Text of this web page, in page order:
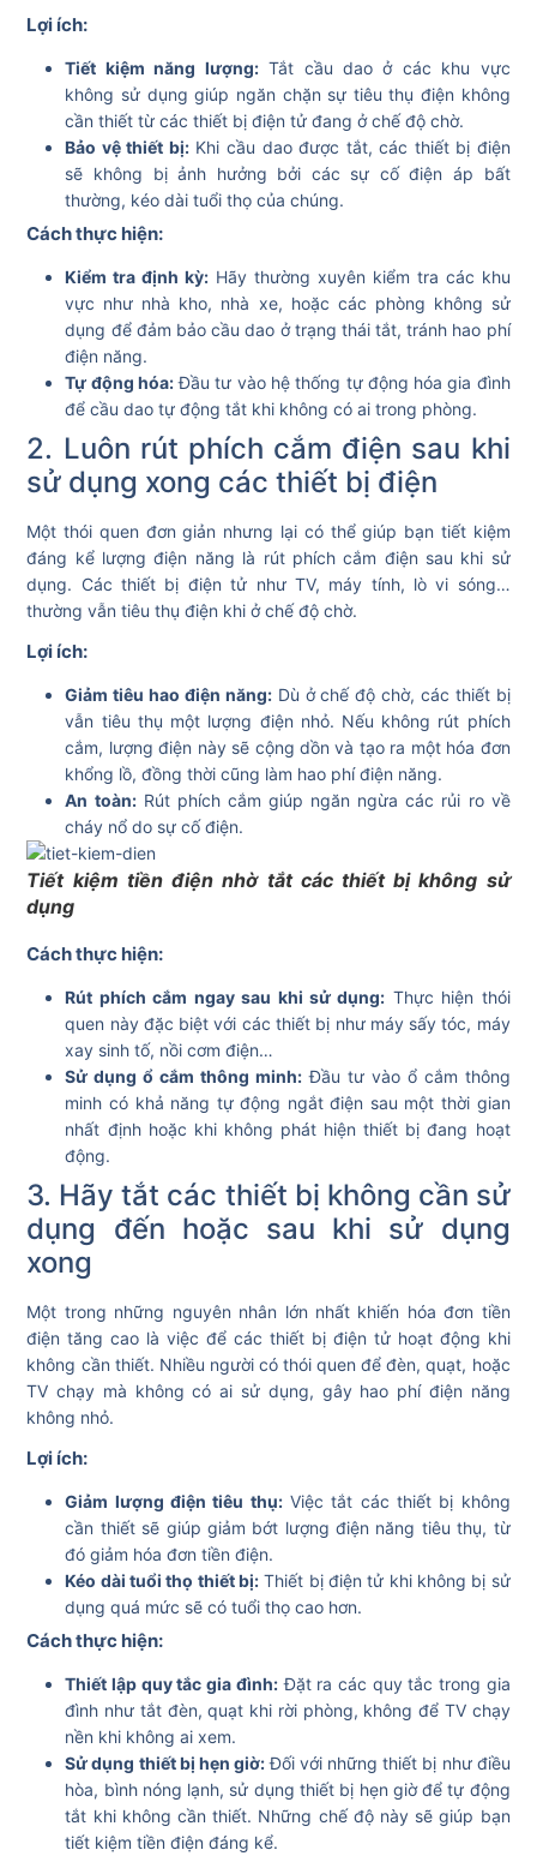
Lợi ích:
Tiết kiệm năng lượng:Tắt cầu dao ở các khu vực
không sử dụng giúp ngăn chặn sự tiêu thụ điện không
cần thiết từ các thiết bị điện tử đang ở chế độ chờ.
Bảo vệ thiết bị:Khi cầu dao được tắt, các thiết bị điện
sẽ không bị ảnh hưởng bởi các sự cố điện áp bất
thường, kéo dài tuổi thọ của chúng.
Cách thực hiện:
Kiểm tra định kỳ: Hãy thường xuyên kiểm tra các khu
vực như nhà kho, nhà xe, hoặc các phòng không sử
dụng để đảm bảo cầu dao ở trạng thái tắt, tránh hao phí
điện năng.
Tự động hóa:Đầu tư vào hệ thống tự động hóa gia đình
để cầu dao tự động tắt khi không có ai trong phòng.
2. Luôn rút phích cắm điện sau khi
sử dụng xong các thiết bị điện
Một thói quen đơn giản nhưng lại có thể giúp bạn tiết kiệm
đáng kể lượng điện năng là rút phích cắm điện sau khi sử
dụng. Các thiết bị điện tử như TV, máy tính, lò vi sóng…
thường vẫn tiêu thụ điện khi ở chế độ chờ.
Lợi ích:
Giảm tiêu hao điện năng:Dù ở chế độ chờ, các thiết bị
vẫn tiêu thụ một lượng điện nhỏ. Nếu không rút phích
cắm, lượng điện này sẽ cộng dồn và tạo ra một hóa đơn
khổng lồ, đồng thời cũng làm hao phí điện năng.
An toàn:Rút phích cắm giúp ngăn ngừa các rủi ro về
cháy nổ do sự cố điện.
Tiết kiệm tiền điện nhờ tắt các thiết bị không sử
dụng
Cách thực hiện:
Rút phích cắm ngay sau khi sử dụng: Thực hiện thói
quen này đặc biệt với các thiết bị như máy sấy tóc, máy
xay sinh tố, nồi cơm điện…
Sử dụng ổ cắm thông minh: Đầu tư vào ổ cắm thông
minh có khả năng tự động ngắt điện sau một thời gian
nhất định hoặc khi không phát hiện thiết bị đang hoạt
động.
3. Hãy tắt các thiết bị không cần sử
dụng đến hoặc sau khi sử dụng
xong
Một trong những nguyên nhân lớn nhất khiến hóa đơn tiền
điện tăng cao là việc để các thiết bị điện tử hoạt động khi
không cần thiết. Nhiều người có thói quen để đèn, quạt, hoặc
TV chạy mà không có ai sử dụng, gây hao phí điện năng
không nhỏ.
Lợi ích:
Giảm lượng điện tiêu thụ:Việc tắt các thiết bị không
cần thiết sẽ giúp giảm bớt lượng điện năng tiêu thụ, từ
đó giảm hóa đơn tiền điện.
Kéo dài tuổi thọ thiết bị: Thiết bị điện tử khi không bị sử
dụng quá mức sẽ có tuổi thọ cao hơn.
Cách thực hiện:
Thiết lập quy tắc gia đình:Đặt ra các quy tắc trong gia
đình như tắt đèn, quạt khi rời phòng, không để TV chạy
nền khi không ai xem.
Sử dụng thiết bị hẹn giờ:Đối với những thiết bị như điều
hòa, bình nóng lạnh, sử dụng thiết bị hẹn giờ để tự động
tắt khi không cần thiết. Những chế độ này sẽ giúp bạn
tiết kiệm tiền điện đáng kể.